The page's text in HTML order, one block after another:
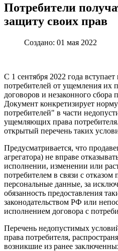
Потребители
защиту своих прав
Создано: 01 мая 2022
С 1 сентября 2022 года
потребителей от ущемления их
договоров и незаконного сбора
Документ конкретизирует
потребителей" в части
ущемляющих права
открытый перечень таких
Предусматривается, что
агрегатора) не вправе
исполнении, изменении или
потребителем в связи с отказом
персональные данные, за
обязанность предоставления
законодательством РФ или
исполнением договора с
Перечень недопустимых
права потребителя,
возникшие из ранее